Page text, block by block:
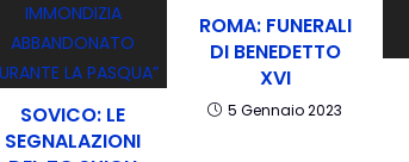
SOVICO: LE
SEGNALAZIONI
ROMA: FUNERALI
DI BENEDETTO
XVI
5 Gennaio 2023